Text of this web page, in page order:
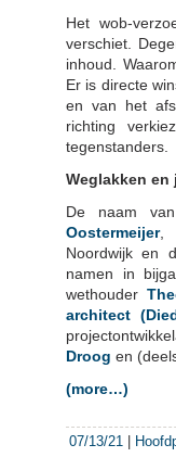
Het wob-
verschiet.
inhoud.
Er is directe
en van het
richting
tegenstanders.
Weglakken en
De naam
Oostermeijer,
Noordwijk en
namen in
wethouder
architect
Droog en
(more…)
07/13/21